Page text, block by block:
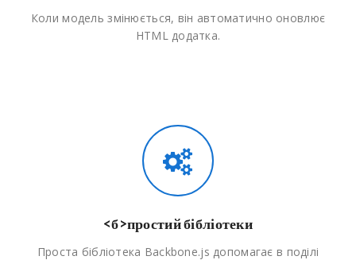
Коли модель змінюється, він автоматично оновлює
HTML додатка.
<б>простий бібліотеки
Проста бібліотека Backbone.js допомагає в поділі